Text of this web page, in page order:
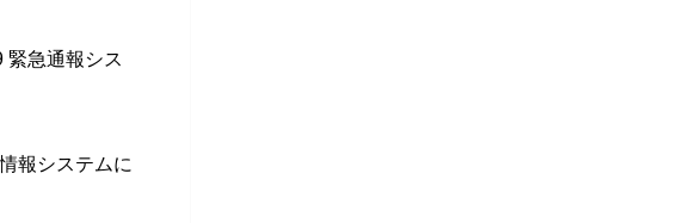
緊急通報シス
報システムに